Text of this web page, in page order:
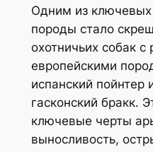
Одним из ключевых
породы стало
охотничьих собак
европейскими
испанский пойнтер
гасконский бракк.
ключевые черты
выносливость,